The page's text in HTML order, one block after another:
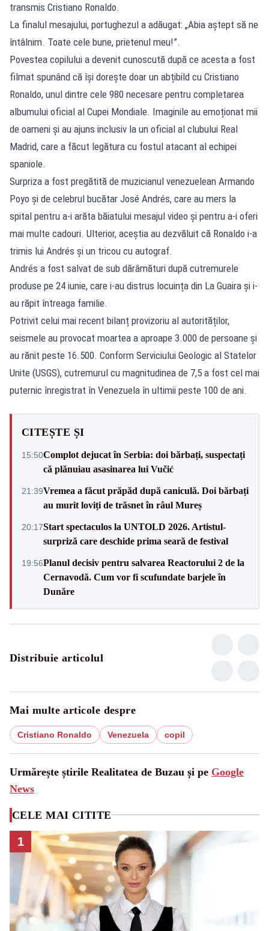
transmis Cristiano Ronaldo.
La finalul mesajului, portughezul a adăugat: „Abia aștept să ne
întâlnim. Toate cele bune, prietenul meu!”.
Povestea copilului a devenit cunoscută după ce acesta a fost
filmat spunând că își dorește doar un abțibild cu Cristiano
Ronaldo, unul dintre cele 980 necesare pentru completarea
albumului oficial al Cupei Mondiale. Imaginile au emoționat mii
de oameni și au ajuns inclusiv la un oficial al clubului Real
Madrid, care a făcut legătura cu fostul atacant al echipei
spaniole.
Surpriza a fost pregătită de muzicianul venezuelean Armando
Poyo și de celebrul bucătar José Andrés, care au mers la
spital pentru a-i arăta băiatului mesajul video și pentru a-i oferi
mai multe cadouri. Ulterior, aceștia au dezvăluit că Ronaldo i-a
trimis lui Andrés și un tricou cu autograf.
Andrés a fost salvat de sub dărâmături după cutremurele
produse pe 24 iunie, care i-au distrus locuința din La Guaira și i-
au răpit întreaga familie.
Potrivit celui mai recent bilanț provizoriu al autorităților,
seismele au provocat moartea a aproape 3.000 de persoane și
au rănit peste 16.500. Conform Serviciului Geologic al Statelor
Unite (USGS), cutremurul cu magnitudinea de 7,5 a fost cel mai
puternic înregistrat în Venezuela în ultimii peste 100 de ani.
CITEȘTE ȘI
15:50Complot dejucat în Serbia: doi bărbați, suspectați
că plănuiau asasinarea lui Vučić
21:39Vremea a făcut prăpăd după caniculă. Doi bărbați
au murit loviți de trăsnet în râul Mureș
20:17Start spectaculos la UNTOLD 2026. Artistul-
surpriză care deschide prima seară de festival
19:56Planul decisiv pentru salvarea Reactorului 2 de la
Cernavodă. Cum vor fi scufundate barjele în
Dunăre
Distribuie articolul
Mai multe articole despre
Cristiano Ronaldo Venezuela copil
Urmărește știrile Realitatea de Buzau și pe Google
News
CELE MAI CITITE
1